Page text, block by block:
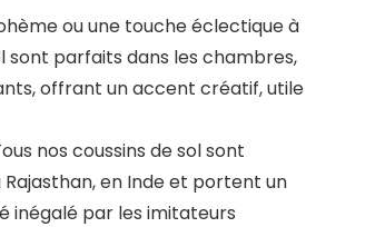
ou une touche éclectique à
sont parfaits dans les chambres,
offrant un accent créatif, utile
nos coussins de sol sont
en Inde et portent un
inégalé par les imitateurs